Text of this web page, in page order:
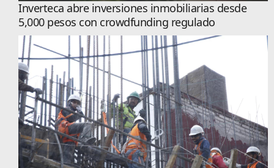
Inverteca abre inversiones inmobiliarias desde
5,000 pesos con crowdfunding regulado